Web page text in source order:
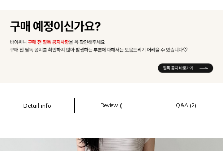
Detail info Review () Q&A (2)